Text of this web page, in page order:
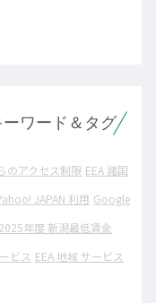
ワード＆タグ
のアクセス制限 EEA 諸国
JAPAN 利用 Google
2025年度 新潟最低賃金
ビス EEA 地域 サービス